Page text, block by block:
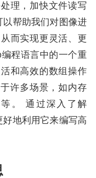
理，加快文件读写
帮助我们对图像进
而实现更灵活、更
程语言中的一个重
和高效的数组操作
许多场景，如内存
。 通过深入了解
地利用它来编写高